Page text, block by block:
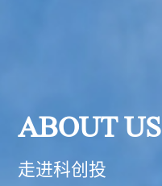
ABOUT US
走进科创投